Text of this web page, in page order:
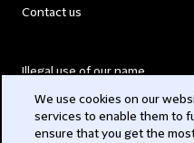
Contact us
Illegal use of our name
We use cookies on our
services to enable them to
ensure that you get the